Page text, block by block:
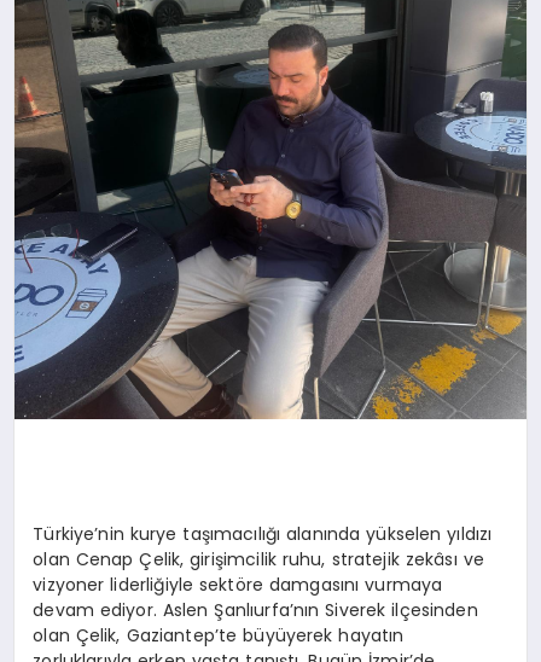
Türkiye’nin kurye taşımacılığı alanında yükselen yıldızı
olan Cenap Çelik, girişimcilik ruhu, stratejik zekâsı ve
vizyoner liderliğiyle sektöre damgasını vurmaya
devam ediyor. Aslen Şanlıurfa’nın Siverek ilçesinden
olan Çelik, Gaziantep’te büyüyerek hayatın